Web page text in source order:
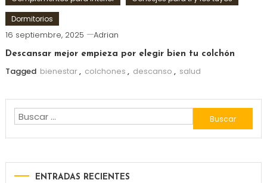
Dormitorios
16 septiembre, 2025 Adrian
Descansar mejor empieza por elegir bien tu colchón
Tagged bienestar, colchones , descanso , salud
Buscar:
ENTRADAS RECIENTES